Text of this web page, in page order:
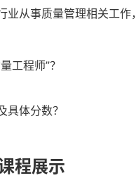
业从事质量管理相关工作
工程师”？
具体分数？
程展示